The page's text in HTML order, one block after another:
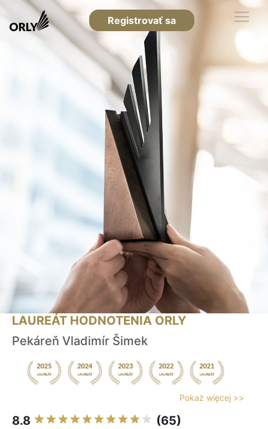
Registrovať sa
LAUREÁT HODNOTENIA ORLY
Pekáreň Vladimír Šimek
Pokaż więcej >>
8.8 (65)